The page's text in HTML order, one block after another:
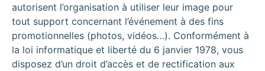
autorisent l’organisation à utiliser leur image pour
tout support concernant l’événement à des fins
promotionnelles (photos, vidéos…). Conformément à
la loi informatique et liberté du 6 janvier 1978, vous
disposez d’un droit d’accès et de rectification aux